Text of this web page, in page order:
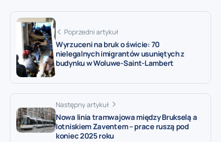
Poprzedni artykuł
Wyrzuceni na bruk o świcie: 70
nielegalnych imigrantów usuniętych z
budynku w Woluwe-Saint-Lambert
Następny artykuł
Nowa linia tramwajowa między Brukselą a
lotniskiem Zaventem – prace ruszą pod
koniec 2025 roku